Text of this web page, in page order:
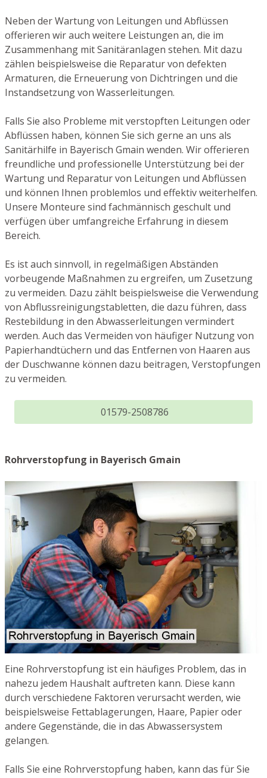
Neben der Wartung von Leitungen und Abflüssen
offerieren wir auch weitere Leistungen an, die im
Zusammenhang mit Sanitäranlagen stehen. Mit dazu
zählen beispielsweise die Reparatur von defekten
Armaturen, die Erneuerung von Dichtringen und die
Instandsetzung von Wasserleitungen.
Falls Sie also Probleme mit verstopften Leitungen oder
Abflüssen haben, können Sie sich gerne an uns als
Sanitärhilfe in Bayerisch Gmain wenden. Wir offerieren
freundliche und professionelle Unterstützung bei der
Wartung und Reparatur von Leitungen und Abflüssen
und können Ihnen problemlos und effektiv weiterhelfen.
Unsere Monteure sind fachmännisch geschult und
verfügen über umfangreiche Erfahrung in diesem
Bereich.
Es ist auch sinnvoll, in regelmäßigen Abständen
vorbeugende Maßnahmen zu ergreifen, um Zusetzung
zu vermeiden. Dazu zählt beispielsweise die Verwendung
von Abflussreinigungstabletten, die dazu führen, dass
Restebildung in den Abwasserleitungen vermindert
werden. Auch das Vermeiden von häufiger Nutzung von
Papierhandtüchern und das Entfernen von Haaren aus
der Duschwanne können dazu beitragen, Verstopfungen
zu vermeiden.
01579-2508786
Rohrverstopfung in Bayerisch Gmain
Eine Rohrverstopfung ist ein häufiges Problem, das in
nahezu jedem Haushalt auftreten kann. Diese kann
durch verschiedene Faktoren verursacht werden, wie
beispielsweise Fettablagerungen, Haare, Papier oder
andere Gegenstände, die in das Abwassersystem
gelangen.
Falls Sie eine Rohrverstopfung haben, kann das für Sie